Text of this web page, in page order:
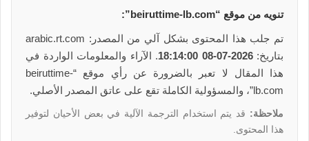
تنويه من موقع “beiruttime-lb.com”:
تم جلب هذا المحتوى بشكل آلي من المصدر: arabic.rt.com
بتاريخ:2026-07-08 18:14:00
. الآراء والمعلومات الواردة في
هذا المقال لا تعبر بالضرورة عن رأي موقع “beiruttime-
lb.com”، والمسؤولية الكاملة تقع على عاتق المصدر الأصلي.
ملاحظة: قد يتم استخدام الترجمة الآلية في بعض الأحيان لتوفير
هذا المحتوى.